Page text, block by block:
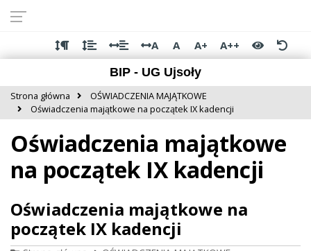
dostępności
głównej
treści
menu
stopki
A A A+
A++
BIP - UG Ujsoły
Strona główna
OŚWIADCZENIA MAJĄTKOWE
Oświadczenia majątkowe na początek IX kadencji
Oświadczenia majątkowe
na początek IX kadencji
Oświadczenia majątkowe na
początek IX kadencji